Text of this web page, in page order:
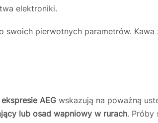
elektroniki.
swoich pierwotnych parametrów.
AEG wskazują na poważną
lub osad wapniowy w rurach. Próby